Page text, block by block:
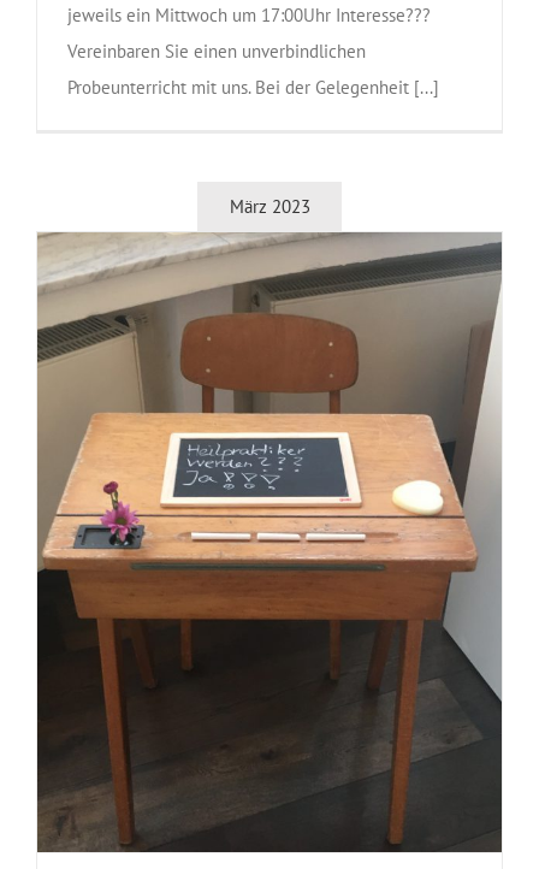
jeweils ein Mittwoch um 17:00Uhr Interesse???
Vereinbaren Sie einen unverbindlichen
Probeunterricht mit uns. Bei der Gelegenheit [...]
März 2023